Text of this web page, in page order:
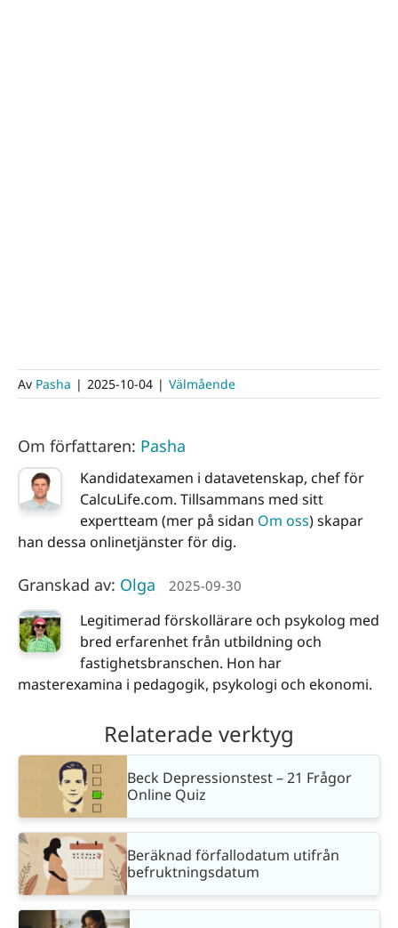
Av Pasha | 2025-10-04 | Välmående
Om författaren: Pasha
Kandidatexamen i datavetenskap, chef för
CalcuLife.com. Tillsammans med sitt
expertteam (mer på sidan Om oss) skapar
han dessa onlinetjänster för dig.
Granskad av: Olga 2025-09-30
Legitimerad förskollärare och psykolog med
bred erfarenhet från utbildning och
fastighetsbranschen. Hon har
masterexamina i pedagogik, psykologi och ekonomi.
Relaterade verktyg
Beck Depressionstest – 21 Frågor
Online Quiz
Beräknad förfallodatum utifrån
befruktningsdatum